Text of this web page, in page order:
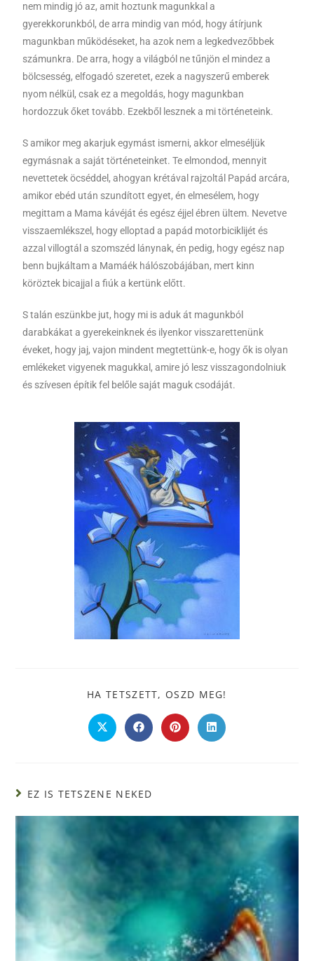
nem mindig jó az, amit hoztunk magunkkal a
gyerekkorunkból, de arra mindig van mód, hogy átírjunk
magunkban működéseket, ha azok nem a legkedvezőbbek
számunkra. De arra, hogy a világból ne tűnjön el mindez a
bölcsesség, elfogadó szeretet, ezek a nagyszerű emberek
nyom nélkül, csak ez a megoldás, hogy magunkban
hordozzuk őket tovább. Ezekből lesznek a mi történeteink.
S amikor meg akarjuk egymást ismerni, akkor elmeséljük
egymásnak a saját történeteinket. Te elmondod, mennyit
nevettetek öcséddel, ahogyan krétával rajzoltál Papád arcára,
amikor ebéd után szundított egyet, én elmesélem, hogy
megittam a Mama kávéját és egész éjjel ébren ültem. Nevetve
visszaemlékszel, hogy elloptad a papád motorbiciklijét és
azzal villogtál a szomszéd lánynak, én pedig, hogy egész nap
benn bujkáltam a Mamáék hálószobájában, mert kinn
köröztek bicajjal a fiúk a kertünk előtt.
S talán eszünkbe jut, hogy mi is aduk át magunkból
darabkákat a gyerekeinknek és ilyenkor visszarettenünk
éveket, hogy jaj, vajon mindent megtettünk-e, hogy ők is olyan
emlékeket vigyenek magukkal, amire jó lesz visszagondolniuk
és szívesen építik fel belőle saját maguk csodáját.
HA TETSZETT, OSZD MEG!
EZ IS TETSZENE NEKED